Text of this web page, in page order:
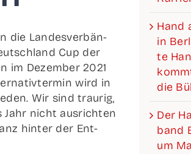
die Lan­des­ver­bän­
Cup der
im Dezem­ber 2021
wird in
Wir sind trau­rig,
Jahr nicht aus­rich­ten
hin­ter der Ent­
Hand
in
te
die
Der
band
um